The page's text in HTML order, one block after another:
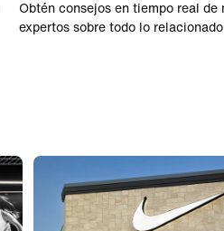
Obtén consejos en tiempo real de
expertos sobre todo lo